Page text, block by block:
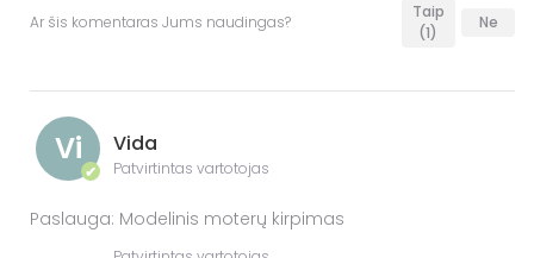
Ar šis komentaras Jums naudingas?
Taip
(1)
Ne
Vi
✔
Vida
Patvirtintas vartotojas
Paslauga: Modelinis moterų kirpimas